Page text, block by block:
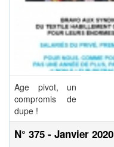
Age pivot, un
compromis de
dupe !
N° 375 - Janvier 2020